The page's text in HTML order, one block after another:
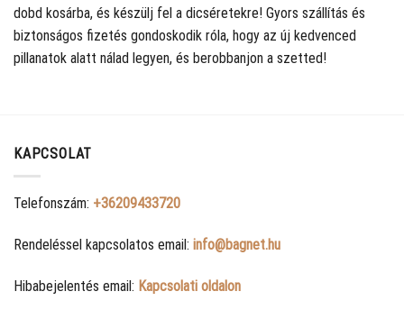
dobd kosárba, és készülj fel a dicséretekre! Gyors szállítás és
biztonságos fizetés gondoskodik róla, hogy az új kedvenced
pillanatok alatt nálad legyen, és berobbanjon a szetted!
KAPCSOLAT
Telefonszám: +36209433720
Rendeléssel kapcsolatos email: info@bagnet.hu
Hibabejelentés email: Kapcsolati oldalon